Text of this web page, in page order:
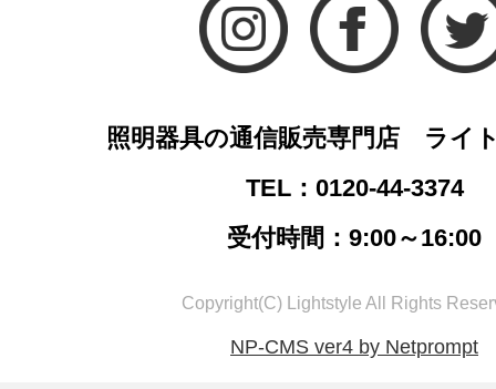
照明器具の通信販売専門店 ライ
TEL：0120-44-3374
受付時間：9:00～16:00
Copyright(C) Lightstyle All Rights
NP-CMS ver4 by Netprompt